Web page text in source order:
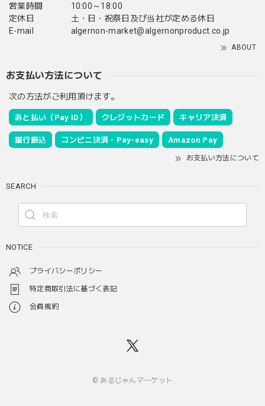
営業時間
10:00～18:00
定休日
土・日・祝祭日及び当社が定める休日
E-mail
algernon-market@algernonproduct.co.jp
ABOUT
お支払い方法について
次の方法がご利用頂けます。
あと払い（Pay ID） クレジットカード キャリア決済
銀行振込 コンビニ決済・Pay-easy Amazon Pay
お支払い方法について
SEARCH
NOTICE
プライバシーポリシー
特定商取引法に基づく表記
会員規約
© あるじゃんマーケット